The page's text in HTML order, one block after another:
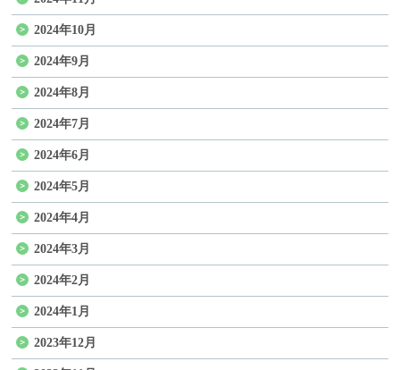
2024年10月
2024年9月
2024年8月
2024年7月
2024年6月
2024年5月
2024年4月
2024年3月
2024年2月
2024年1月
2023年12月